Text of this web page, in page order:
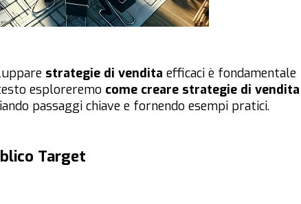
strategie di vendita efficaci è fondamentale
esploreremo come creare strategie di vendita
passaggi chiave e fornendo esempi pratici.
Target